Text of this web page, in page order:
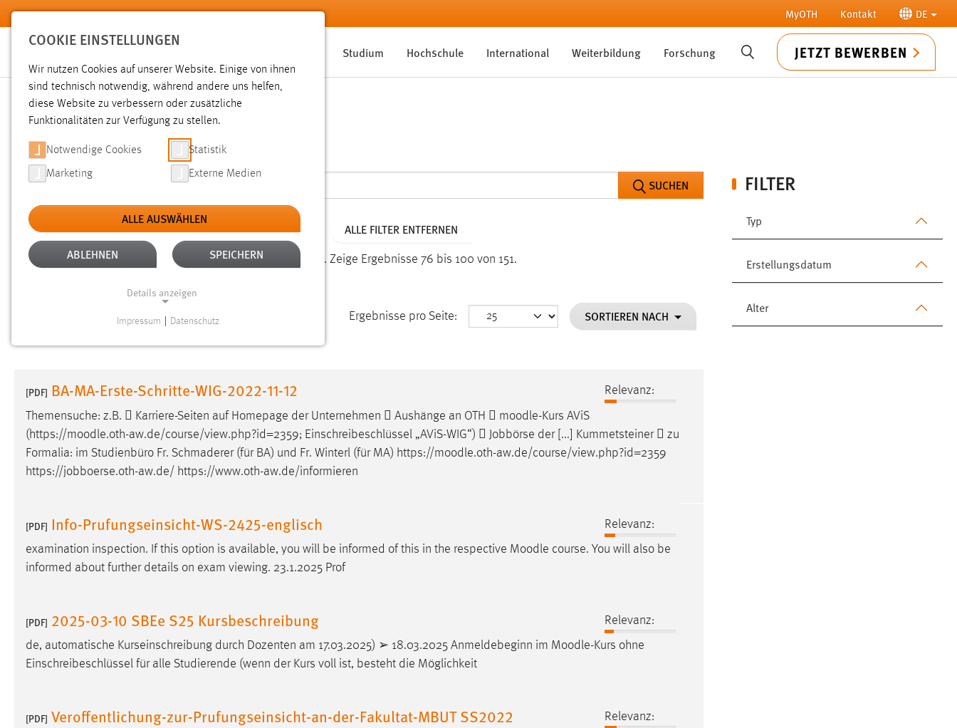
Zum Hauptinhalt springen MyOTH Kontakt DE
Studium Hochschule International Weiterbildung Forschung SUCHE JETZT BEWERBEN
SUCHE
FILTER
Typ
Erstellungsdatum
Alter
SUCHEN
Aktive Filter: TYP: DATEIEN ALTER: ÜBER EIN JAHR ALLE FILTER ENTFERNEN
Gesucht nach "moodle". Es wurden 151 Ergebnisse gefunden. Zeige Ergebnisse 76 bis 100 von 151.
Ergebnisse pro Seite: SORTIEREN NACH
[PDF] BA-MA-Erste-Schritte-WIG-2022-11-12
Relevanz:
Themensuche: z.B.  Karriere-Seiten auf Homepage der Unternehmen  Aushänge an OTH  moodle-Kurs AViS
(https://moodle.oth-aw.de/course/view.php?id=2359; Einschreibeschlüssel „AViS-WIG“)  Jobbörse der [...] Kummetsteiner  zu
Formalia: im Studienbüro Fr. Schmaderer (für BA) und Fr. Winterl (für MA) https://moodle.oth-aw.de/course/view.php?id=2359
https://jobboerse.oth-aw.de/ https://www.oth-aw.de/informieren
[PDF] Info-Prufungseinsicht-WS-2425-englisch
Relevanz:
examination inspection. If this option is available, you will be informed of this in the respective Moodle course. You will also be
informed about further details on exam viewing. 23.1.2025 Prof
[PDF] 2025-03-10 SBEe S25 Kursbeschreibung
Relevanz:
de, automatische Kurseinschreibung durch Dozenten am 17.03.2025) ➢ 18.03.2025 Anmeldebeginn im Moodle-Kurs ohne
Einschreibeschlüssel für alle Studierende (wenn der Kurs voll ist, besteht die Möglichkeit
[PDF] Veroffentlichung-zur-Prufungseinsicht-an-der-Fakultat-MBUT SS2022
Relevanz:
COOKIE EINSTELLUNGEN
Wir nutzen Cookies auf unserer Website. Einige von ihnen
sind technisch notwendig, während andere uns helfen,
diese Website zu verbessern oder zusätzliche
Funktionalitäten zur Verfügung zu stellen.
Notwendige Cookies Statistik
Marketing Externe Medien
ALLE AUSWÄHLEN
ABLEHNEN SPEICHERN
Details anzeigen
Website erforderlich.
Einverständnis
Name: cookie_consent
Zweck:
Dieser Cookie speichert die
in diesem Cookie gespeichert, ob man
eingeloggt ist.
Sprachpräferenz
Impressum Datenschutz